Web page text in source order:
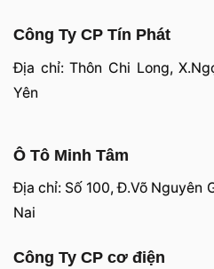
Công Ty CP Tín Phát
Địa chỉ: Thôn Chi Long,
Yên
Ô Tô Minh Tâm
Địa chỉ: Số 100, Đ.Võ Nguyên
Nai
Công Ty CP cơ điện